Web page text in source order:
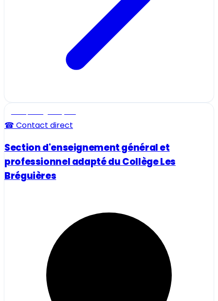
☎ Contact direct
Section d'enseignement général et
professionnel adapté du Collège Les
Bréguières